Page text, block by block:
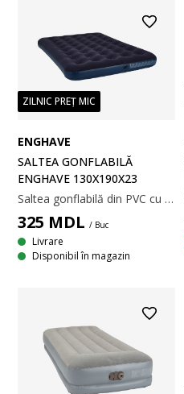
ZILNIC PREȚ MIC
ENGHAVE
SALTEA GONFLABILĂ
ENGHAVE 130X190X23
Saltea gonflabilă din PVC cu o suprafață moale din velur. 130x190x23 cm
325 MDL / Buc
Livrare
Disponibil în magazin